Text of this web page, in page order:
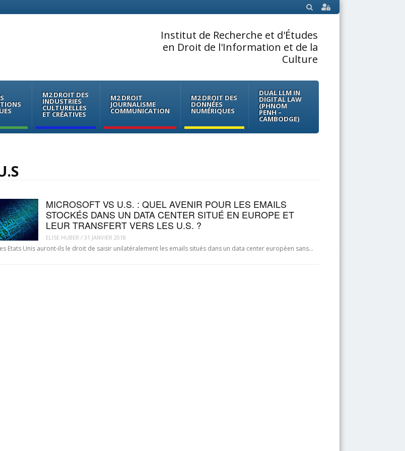
SEARCH
Institut de Recherche et d'Études
en Droit de l'Information et de la
Culture
M2 DROIT DES
INDUSTRIES
CULTURELLES
ET CRÉATIVES
M2 DROIT
JOURNALISME
COMMUNICATION
M2 DROIT DES
DONNÉES
NUMÉRIQUES
DUAL LLM IN
DIGITAL LAW
(PHNOM
PENH –
CAMBODGE)
MICROSOFT VS U.S. : QUEL AVENIR POUR LES EMAILS
STOCKÉS DANS UN DATA CENTER SITUÉ EN EUROPE ET
LEUR TRANSFERT VERS LES U.S. ?
ELISE HUBER / 31 JANVIER 2018
Etats Unis auront-ils le droit de saisir unilatéralement les emails situés dans un data center européen sans…